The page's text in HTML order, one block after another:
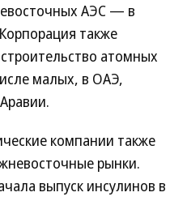
АЭС — в
также
атомных
малых, в ОАЭ,
компании также
рынки.
выпуск инсулинов в